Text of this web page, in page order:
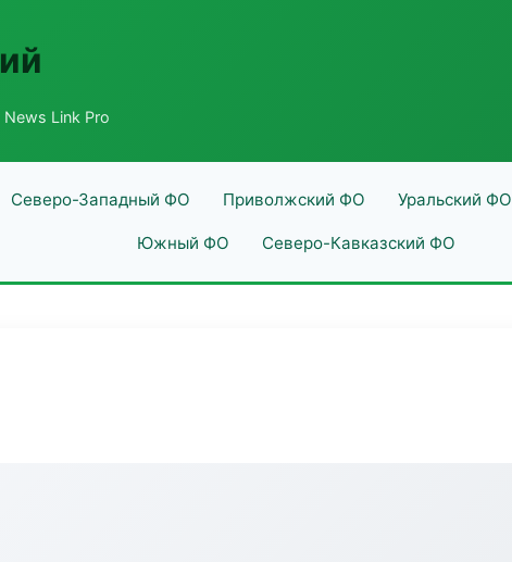
News Link Pro
Северо-Западный ФО Приволжский ФО Уральский ФО
Южный ФО Северо-Кавказский ФО